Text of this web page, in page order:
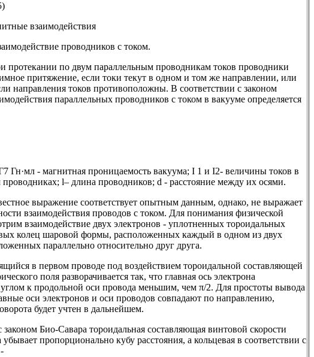
взаимодействия
проводников с током.
протекании по двум параллельным проводникам токов проводники
притяжение, если токи текут в одном и том же направлении, или
направления токов противоположны. В соответствии с законом
параллельных проводников с током в вакууме определяется
Гн·мл - магнитная проницаемость вакуума; I 1 и I2- величины токов в
l– длина проводников; d - расстояние между их осями.
выражение соответствует опытным данным, однако, не выражает
взаимодействия проводов с током. Для понимания физической
взаимодействие двух электронов - уплотненных тороидальных
колец шаровой формы, расположенных каждый в одном из двух
параллельно относительно друг друга.
в первом проводе под воздействием тороидальной составляющей
поля разворачивается так, что главная ось электрона
углом к продольной оси провода меньшим, чем π/2. Для простоты вывода
оси электронов и оси проводов совпадают по направлению,
будет учтен в дальнейшем.
законом Био-Савара тороидальная составляющая винтовой скорости
пропорционально кубу расстояния, а кольцевая в соответствии с